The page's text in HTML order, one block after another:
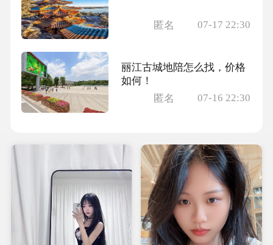
匿名 07-17 22:30
丽江古城地陪怎么找，价格
如何！
匿名
07-16 22:30